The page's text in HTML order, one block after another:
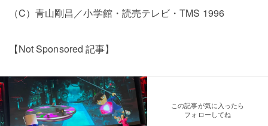
（C）青山剛昌／小学館・読売テレビ・TMS 1996
【Not Sponsored 記事】
この記事が気に入ったら
フォローしてね